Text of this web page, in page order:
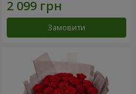
Замовити